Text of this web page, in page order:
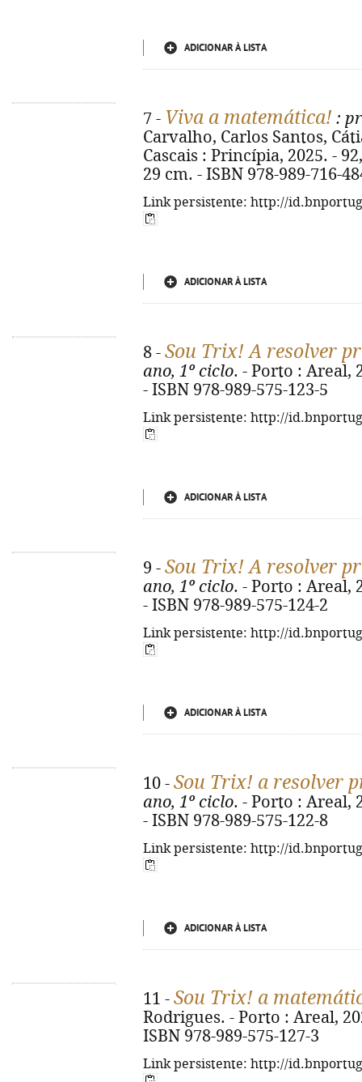
ADICIONAR À LISTA
7 - Viva a matemática! :
Carvalho, Carlos Santos,
Cascais : Princípia, 2025. -
29 cm. - ISBN 978-989-716-
Link persistente: http://
ADICIONAR À LISTA
8 - Sou Trix! A resolver
ano, 1º ciclo. - Porto : Areal,
- ISBN 978-989-575-123-5
Link persistente: http://
ADICIONAR À LISTA
9 - Sou Trix! A resolver
ano, 1º ciclo. - Porto : Areal,
- ISBN 978-989-575-124-2
Link persistente: http://
ADICIONAR À LISTA
10 - Sou Trix! a resolver
ano, 1º ciclo. - Porto : Areal,
- ISBN 978-989-575-122-8
Link persistente: http://
ADICIONAR À LISTA
11 - Sou Trix! a
Rodrigues. - Porto : Areal,
ISBN 978-989-575-127-3
Link persistente: http://